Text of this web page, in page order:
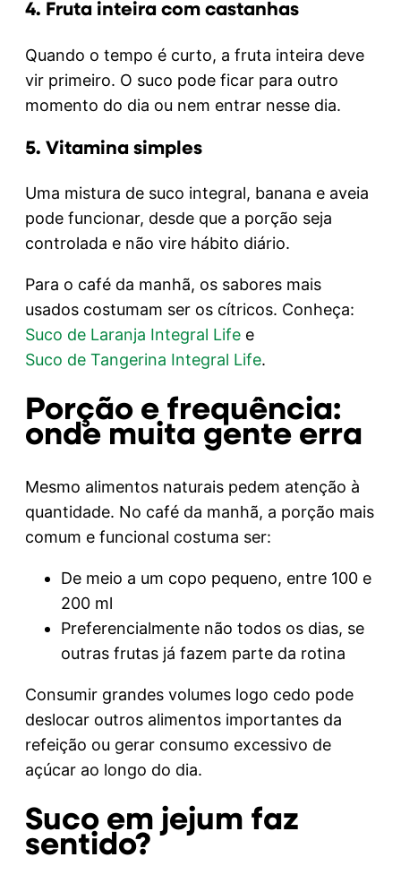
4. Fruta inteira com castanhas
Quando o tempo é curto, a fruta inteira deve
vir primeiro. O suco pode ficar para outro
momento do dia ou nem entrar nesse dia.
5. Vitamina simples
Uma mistura de suco integral, banana e aveia
pode funcionar, desde que a porção seja
controlada e não vire hábito diário.
Para o café da manhã, os sabores mais
usados costumam ser os cítricos. Conheça:
Suco de Laranja Integral Life e
Suco de Tangerina Integral Life.
Porção e frequência:
onde muita gente erra
Mesmo alimentos naturais pedem atenção à
quantidade. No café da manhã, a porção mais
comum e funcional costuma ser:
De meio a um copo pequeno, entre 100 e
200 ml
Preferencialmente não todos os dias, se
outras frutas já fazem parte da rotina
Consumir grandes volumes logo cedo pode
deslocar outros alimentos importantes da
refeição ou gerar consumo excessivo de
açúcar ao longo do dia.
Suco em jejum faz
sentido?